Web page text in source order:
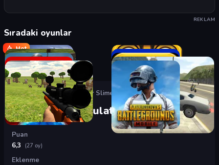
REKLAM
Sıradaki oyunlar
Hot
Oyunlar›3D Oyunlar Super Slime Simulator
Super Slime Simulator
Puan
6,3
(27 oy)
Eklenme